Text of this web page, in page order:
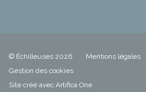
© Échilleuses 2026 Mentions légales
Gestion des cookies
Site créé avec Artifica One